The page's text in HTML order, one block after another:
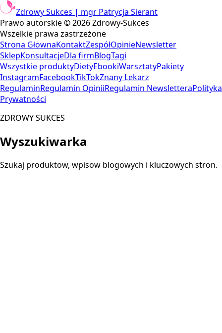
Zdrowy Sukces | mgr Patrycja Sierant
Prawo autorskie ©2026Zdrowy-Sukces
Wszelkie prawa zastrzeżone
Strona GłownaKontaktZespółOpinieNewsletter
SklepKonsultacjeDla firmBlogTagi
Wszystkie produktyDietyEbookiWarsztatyPakiety
InstagramFacebookTikTokZnany Lekarz
RegulaminRegulamin OpiniiRegulamin NewsletteraPolityka
Prywatności
ZDROWY SUKCES
Wyszukiwarka
Szukaj produktow, wpisow blogowych i kluczowych stron.